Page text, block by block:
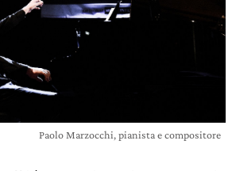
Paolo Marzocchi, pianista e compositore